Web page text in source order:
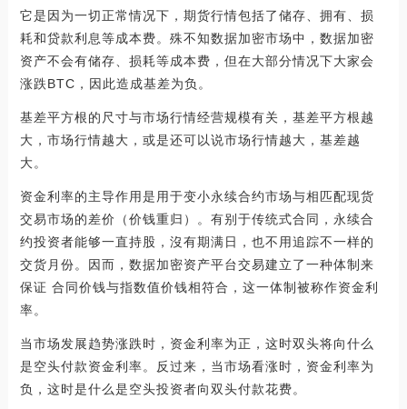
它是因为一切正常情况下，期货行情包括了储存、拥有、损
耗和贷款利息等成本费。殊不知数据加密市场中，数据加密
资产不会有储存、损耗等成本费，但在大部分情况下大家会
涨跌BTC，因此造成基差为负。
基差平方根的尺寸与市场行情经营规模有关，基差平方根越
大，市场行情越大，或是还可以说市场行情越大，基差越
大。
资金利率的主导作用是用于变小永续合约市场与相匹配现货
交易市场的差价（价钱重归）。有别于传统式合同，永续合
约投资者能够一直持股，沒有期满日，也不用追踪不一样的
交货月份。因而，数据加密资产平台交易建立了一种体制来
保证 合同价钱与指数值价钱相符合，这一体制被称作资金利
率。
当市场发展趋势涨跌时，资金利率为正，这时双头将向什么
是空头付款资金利率。反过来，当市场看涨时，资金利率为
负，这时是什么是空头投资者向双头付款花费。